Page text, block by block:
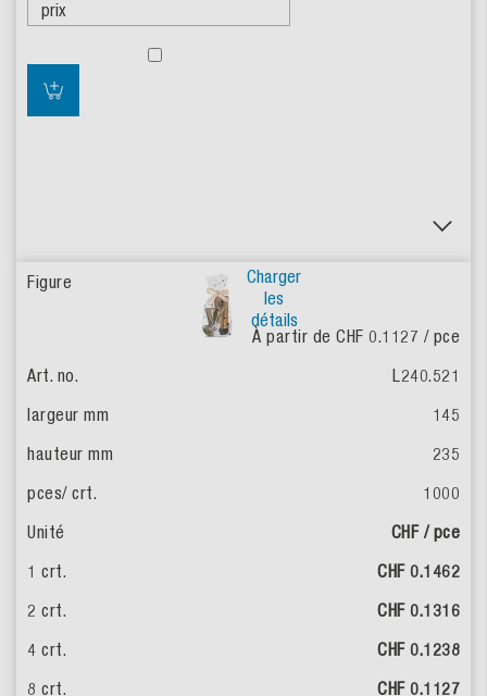
Charger
les
détails
À partir de CHF 0.1127 / pce
L240.521
145
235
1000
CHF / pce
CHF 0.1462
CHF 0.1316
CHF 0.1238
CHF 0.1127